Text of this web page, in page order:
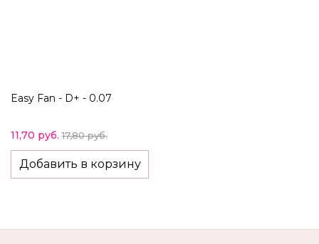
Easy Fan - D+ - 0.07
11,70 руб. 17,80 руб.
Добавить в корзину